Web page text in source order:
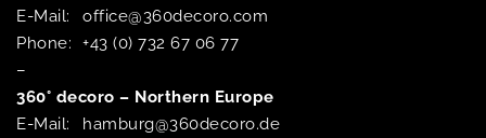
E-Mail:
office@360decoro.com
Phone:
+43 (0) 732 67 06 77
–
360° decoro – Northern Europe
E-Mail:
hamburg@360decoro.de